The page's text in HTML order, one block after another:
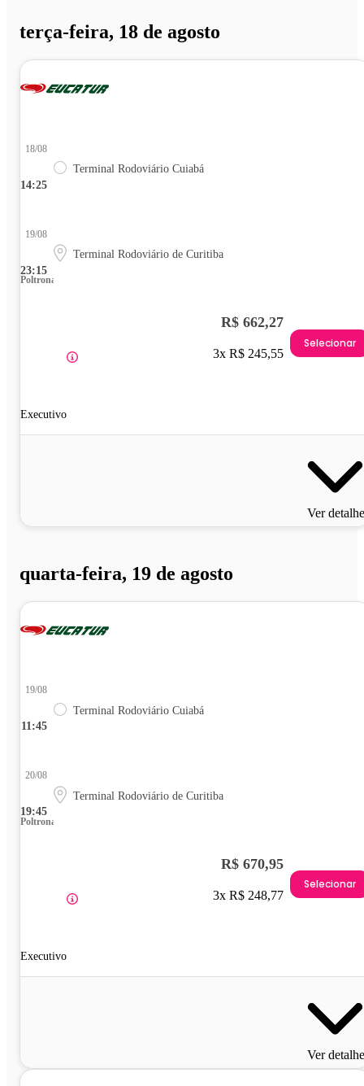
terça-feira, 18 de agosto
14:25
18/08
Terminal Rodoviário Cuiabá
23:15
19/08
Terminal Rodoviário de Curitiba
Poltrona
Executivo
R$ 662,27
3x R$ 245,55
Selecionar
Ver
quarta-feira, 19 de agosto
11:45
19/08
Terminal Rodoviário Cuiabá
19:45
20/08
Terminal Rodoviário de Curitiba
Poltrona
Executivo
R$ 670,95
3x R$ 248,77
Selecionar
Ver